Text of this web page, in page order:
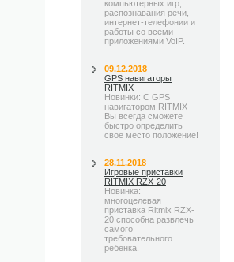
компьютерных игр,
распознавания речи,
интернет-телефонии и
работы со всеми
приложениями VoIP.
09.12.2018
GPS навигаторы
RITMIX
Новинки: С GPS
навигатором RITMIX
Вы всегда сможете
быстро определить
свое место положение!
28.11.2018
Игровые приставки
RITMIX RZX-20
Новинка:
многоцелевая
приставка Ritmix RZX-
20 способна развлечь
самого
требовательного
ребёнка.